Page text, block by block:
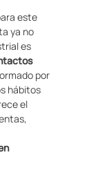
este
ya no
es
por
hábitos
el